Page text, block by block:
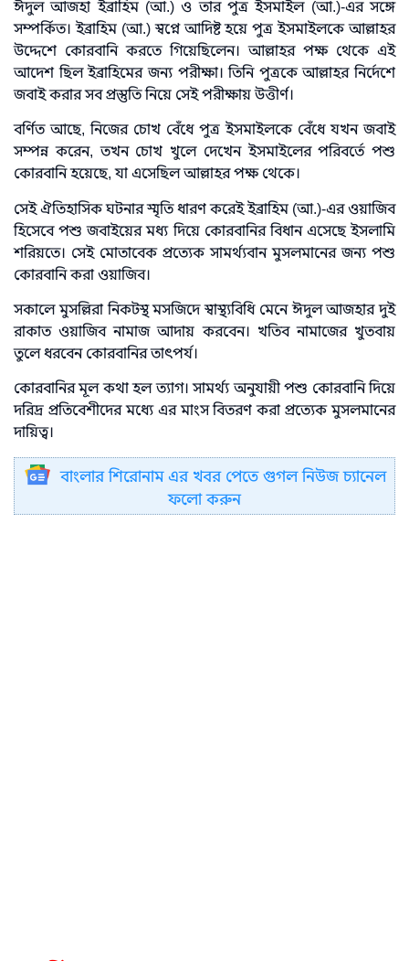
ঈদুল আজহা ইব্রাহিম (আ.) ও তার পুত্র ইসমাইল (আ.)-এর সঙ্গে
সম্পর্কিত। ইব্রাহিম (আ.) স্বপ্নে আদিষ্ট হয়ে পুত্র ইসমাইলকে আল্লাহর
উদ্দেশে কোরবানি করতে গিয়েছিলেন। আল্লাহর পক্ষ থেকে এই
আদেশ ছিল ইব্রাহিমের জন্য পরীক্ষা। তিনি পুত্রকে আল্লাহর নির্দেশে
জবাই করার সব প্রস্তুতি নিয়ে সেই পরীক্ষায় উত্তীর্ণ।
বর্ণিত আছে, নিজের চোখ বেঁধে পুত্র ইসমাইলকে বেঁধে যখন জবাই
সম্পন্ন করেন, তখন চোখ খুলে দেখেন ইসমাইলের পরিবর্তে পশু
কোরবানি হয়েছে, যা এসেছিল আল্লাহর পক্ষ থেকে।
সেই ঐতিহাসিক ঘটনার স্মৃতি ধারণ করেই ইব্রাহিম (আ.)-এর ওয়াজিব
হিসেবে পশু জবাইয়ের মধ্য দিয়ে কোরবানির বিধান এসেছে ইসলামি
শরিয়তে। সেই মোতাবেক প্রত্যেক সামর্থ্যবান মুসলমানের জন্য পশু
কোরবানি করা ওয়াজিব।
সকালে মুসল্লিরা নিকটস্থ মসজিদে স্বাস্থ্যবিধি মেনে ঈদুল আজহার দুই
রাকাত ওয়াজিব নামাজ আদায় করবেন। খতিব নামাজের খুতবায়
তুলে ধরবেন কোরবানির তাৎপর্য।
কোরবানির মূল কথা হল ত্যাগ। সামর্থ্য অনুযায়ী পশু কোরবানি দিয়ে
দরিদ্র প্রতিবেশীদের মধ্যে এর মাংস বিতরণ করা প্রত্যেক মুসলমানের
দায়িত্ব।
বাংলার শিরোনাম এর খবর পেতে গুগল নিউজ চ্যানেল
ফলো করুন